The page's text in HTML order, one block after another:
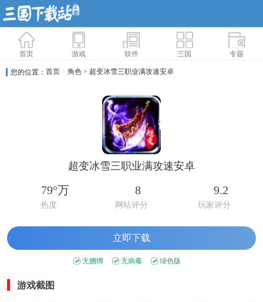
首页 游戏 软件 三国 专题
您的位置： 首页 > 角色 > 超变冰雪三职业满攻速安卓
超变冰雪三职业满攻速安卓
79°万
热度
8
网站评分
9.2
玩家评分
立即下载
无捆绑 无病毒 绿色版
游戏截图